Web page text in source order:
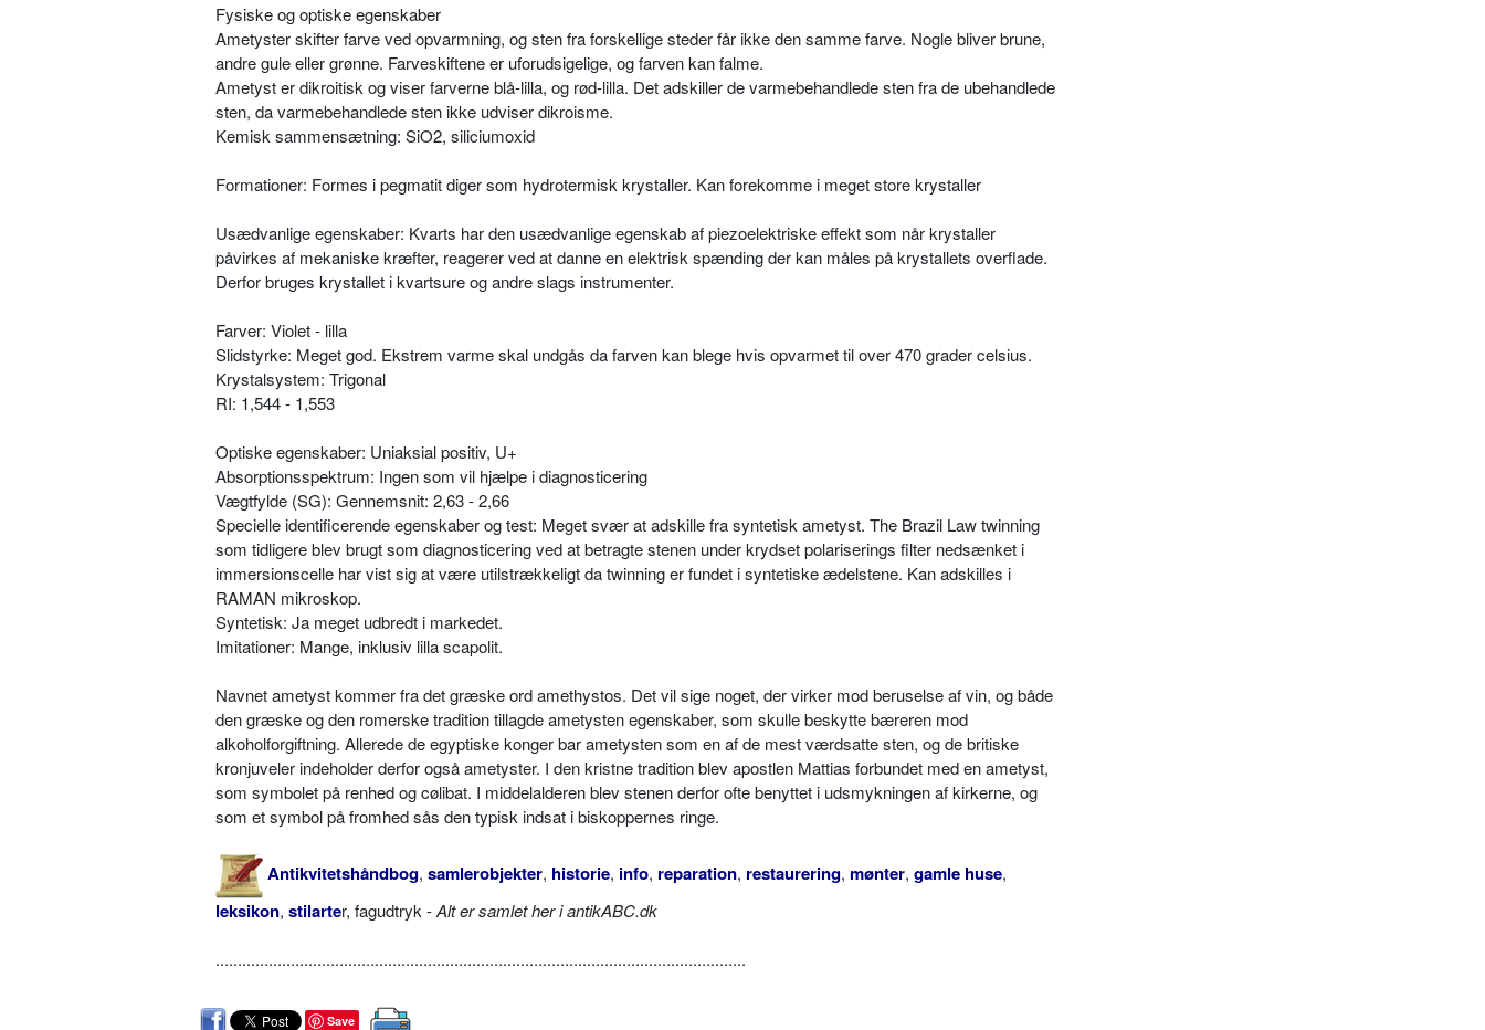
Fysiske og optiske egenskaber
Ametyster skifter farve ved opvarmning, og sten fra forskellige steder får ikke den samme farve. Nogle bliver brune,
andre gule eller grønne. Farveskiftene er uforudsigelige, og farven kan falme.
Ametyst er dikroitisk og viser farverne blå-lilla, og rød-lilla. Det adskiller de varmebehandlede sten fra de ubehandlede
sten, da varmebehandlede sten ikke udviser dikroisme.
Kemisk sammensætning: SiO2, siliciumoxid
Formationer: Formes i pegmatit diger som hydrotermisk krystaller. Kan forekomme i meget store krystaller
Usædvanlige egenskaber: Kvarts har den usædvanlige egenskab af piezoelektriske effekt som når krystaller
påvirkes af mekaniske kræfter, reagerer ved at danne en elektrisk spænding der kan måles på krystallets overflade.
Derfor bruges krystallet i kvartsure og andre slags instrumenter.
Farver: Violet - lilla
Slidstyrke: Meget god. Ekstrem varme skal undgås da farven kan blege hvis opvarmet til over 470 grader celsius.
Krystalsystem: Trigonal
RI: 1,544 - 1,553
Optiske egenskaber: Uniaksial positiv, U+
Absorptionsspektrum: Ingen som vil hjælpe i diagnosticering
Vægtfylde (SG): Gennemsnit: 2,63 - 2,66
Specielle identificerende egenskaber og test: Meget svær at adskille fra syntetisk ametyst. The Brazil Law twinning
som tidligere blev brugt som diagnosticering ved at betragte stenen under krydset polariserings filter nedsænket i
immersionscelle har vist sig at være utilstrækkeligt da twinning er fundet i syntetiske ædelstene. Kan adskilles i
RAMAN mikroskop.
Syntetisk: Ja meget udbredt i markedet.
Imitationer: Mange, inklusiv lilla scapolit.
Navnet ametyst kommer fra det græske ord amethystos. Det vil sige noget, der virker mod beruselse af vin, og både
den græske og den romerske tradition tillagde ametysten egenskaber, som skulle beskytte bæreren mod
alkoholforgiftning. Allerede de egyptiske konger bar ametysten som en af de mest værdsatte sten, og de britiske
kronjuveler indeholder derfor også ametyster. I den kristne tradition blev apostlen Mattias forbundet med en ametyst,
som symbolet på renhed og cølibat. I middelalderen blev stenen derfor ofte benyttet i udsmykningen af kirkerne, og
som et symbol på fromhed sås den typisk indsat i biskoppernes ringe.
Antikvitetshåndbog, samlerobjekter, historie, info, reparation, restaurering, mønter, gamle huse,
leksikon, stilarter, fagudtryk -Alt er samlet her i antikABC.dk
........................................................................................................................
Save